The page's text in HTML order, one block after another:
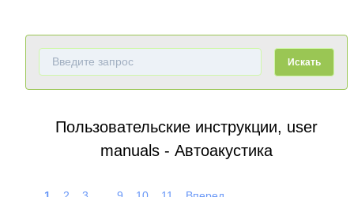
Искать
Пользовательские инструкции, user
manuals - Автоакустика